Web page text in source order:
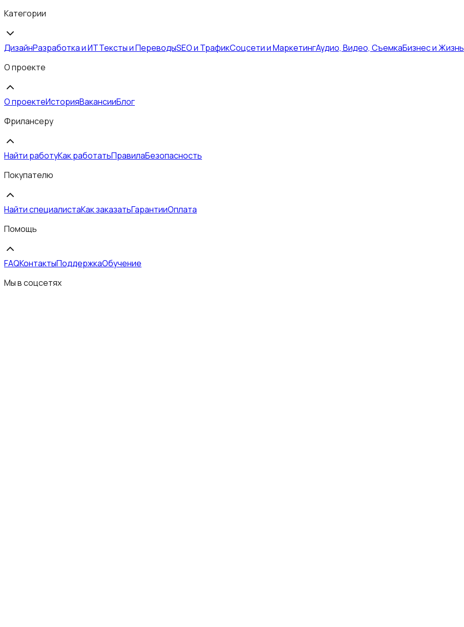
Категории
ДизайнРазработка и ИТТексты и ПереводыSEO и ТрафикСоцсети и МаркетингАудио, Видео, СъемкаБизнес и Жизнь
О проекте
О проектеИсторияВакансииБлог
Фрилансеру
Найти работуКак работатьПравилаБезопасность
Покупателю
Найти специалистаКак заказатьГарантииОплата
Помощь
FAQКонтактыПоддержкаОбучение
Мы в соцсетях